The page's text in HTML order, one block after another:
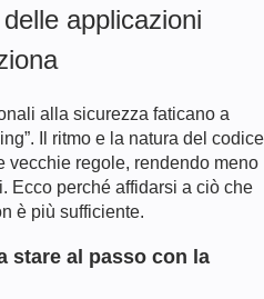
applicazioni
alla sicurezza faticano a
Il ritmo e la natura del codice
vecchie regole, rendendo meno
Ecco perché affidarsi a ciò che
è più sufficiente.
stare al passo con la